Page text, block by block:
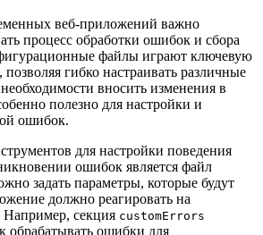
веб-приложений важно
процесс обработки ошибок и сбора
файлы играют ключевую
гибко настраивать различные
вносить изменения в
полезно для настройки и
ошибок.
для настройки поведения
ошибок является файл
задать параметры, которые будут
должно реагировать на
Например, секция customErrors
обрабатывать ошибки для